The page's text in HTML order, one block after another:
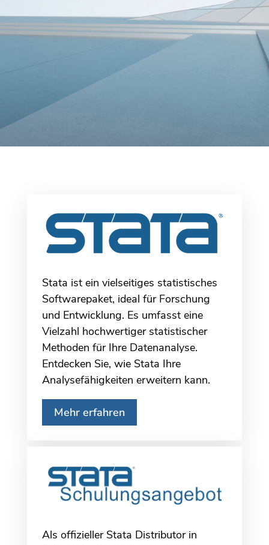
Stata ist ein vielseitiges statistisches
Softwarepaket, ideal für Forschung
und Entwicklung. Es umfasst eine
Vielzahl hochwertiger statistischer
Methoden für Ihre Datenanalyse.
Entdecken Sie, wie Stata Ihre
Analysefähigkeiten erweitern kann.
Mehr erfahren
Als offizieller Stata Distributor in